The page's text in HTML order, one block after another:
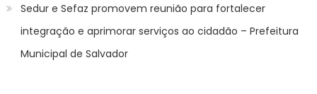
Sedur e Sefaz promovem reunião para fortalecer
integração e aprimorar serviços ao cidadão – Prefeitura
Municipal de Salvador